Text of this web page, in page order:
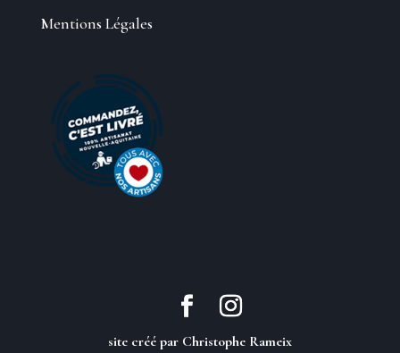
Mentions Légales
site créé par Christophe Rameix